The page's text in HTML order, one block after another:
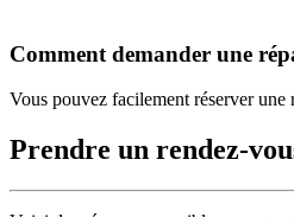
Comment demander une
Vous pouvez facilement réserver
Prendre un rendez-